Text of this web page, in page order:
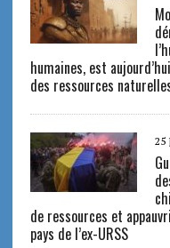
humaines, est
des ressources
25
de ressources et
pays de l’ex-URSS